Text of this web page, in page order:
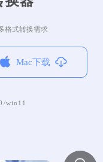
格式转换需求
Mac下载
win11